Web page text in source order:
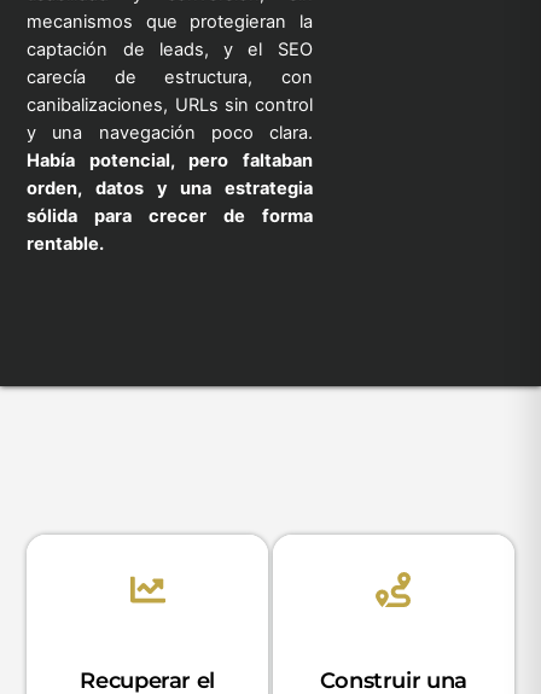
mecanismos que protegieran la
captación de leads, y el SEO
carecía de estructura, con
canibalizaciones, URLs sin control
y una navegación poco clara.
Había potencial, pero faltaban
orden, datos y una estrategia
sólida para crecer de forma
rentable.
Recuperar el
Construir una